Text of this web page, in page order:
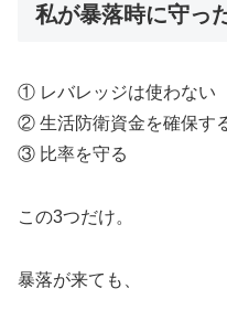
私が暴落時に守っ
① レバレッジは使わない
② 生活防衛資金を確保す
③ 比率を守る
この3つだけ。
暴落が来ても、